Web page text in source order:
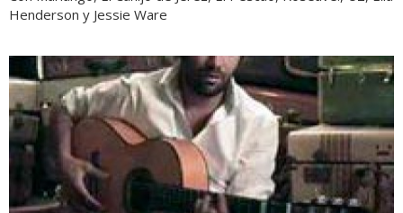
Henderson y Jessie Ware